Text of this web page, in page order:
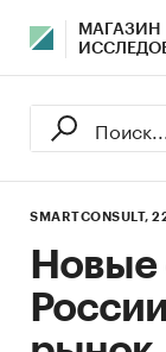
МАГАЗИН
SMARTCONSULT,
Новые